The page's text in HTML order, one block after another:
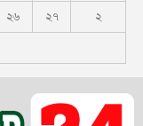
২৬ ২৭ ২